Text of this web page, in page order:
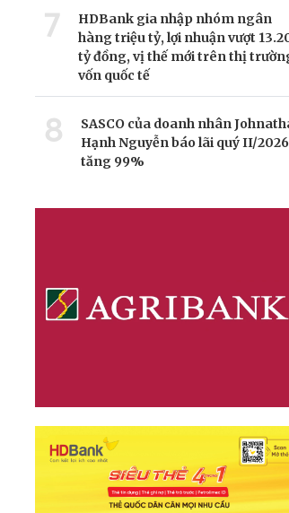
7
HDBank gia nhập nhóm ngân
hàng triệu tỷ, lợi nhuận vượt
tỷ đồng, vị thế mới trên thị
vốn quốc tế
8
SASCO của doanh nhân
Hạnh Nguyễn báo lãi quý II/2026
tăng 99%